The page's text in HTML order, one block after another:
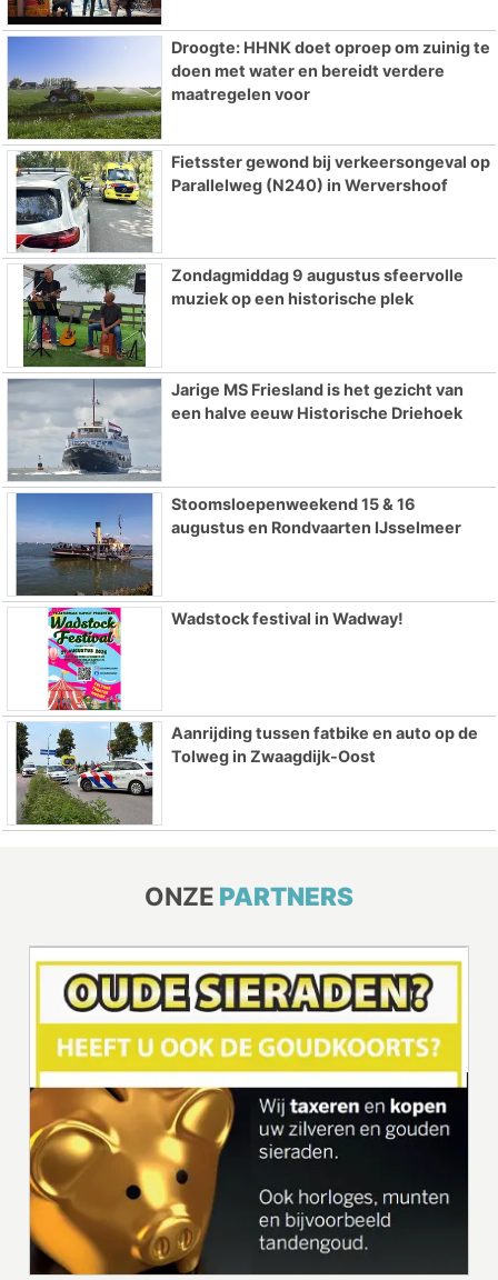
Droogte: HHNK doet oproep om zuinig te
doen met water en bereidt verdere
maatregelen voor
Fietsster gewond bij verkeersongeval op
Parallelweg (N240) in Wervershoof
Zondagmiddag 9 augustus sfeervolle
muziek op een historische plek
Jarige MS Friesland is het gezicht van
een halve eeuw Historische Driehoek
Stoomsloepenweekend 15 & 16
augustus en Rondvaarten IJsselmeer
Wadstock festival in Wadway!
Aanrijding tussen fatbike en auto op de
Tolweg in Zwaagdijk-Oost
ONZE PARTNERS